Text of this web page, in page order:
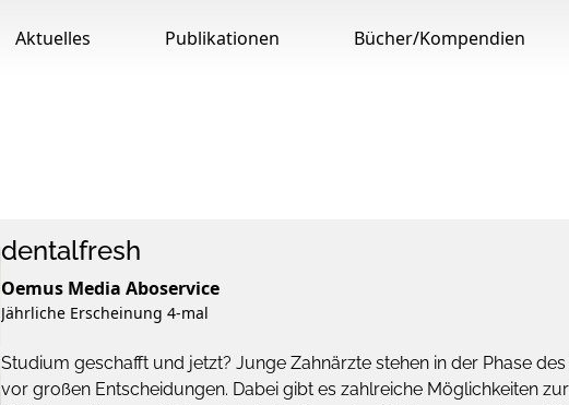
Aktuelles Publikationen Bücher/Kompendien
dentalfresh
Oemus Media Aboservice
Jährliche Erscheinung 4-mal
Studium geschafft und jetzt? Junge Zahnärzte stehen in der Phase
vor großen Entscheidungen. Dabei gibt es zahlreiche Möglichkeiten